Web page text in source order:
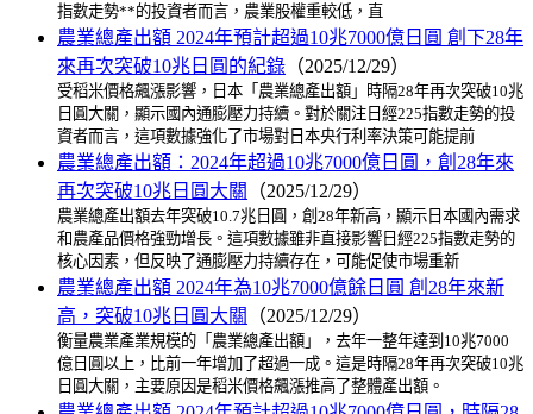
指數走勢**的投資者而言，農業股權重較低，直
農業總產出額 2024年預計超過10兆7000億日圓 創下28年
來再次突破10兆日圓的紀錄 （2025/12/29）
受稻米價格飆漲影響，日本「農業總產出額」時隔28年再次突破10兆
日圓大關，顯示國內通膨壓力持續。對於關注日經225指數走勢的投
資者而言，這項數據強化了市場對日本央行利率決策可能提前
農業總產出額：2024年超過10兆7000億日圓，創28年來
再次突破10兆日圓大關
（2025/12/29）
農業總產出額去年突破10.7兆日圓，創28年新高，顯示日本國內需求
和農產品價格強勁增長。這項數據雖非直接影響日經225指數走勢的
核心因素，但反映了通膨壓力持續存在，可能促使市場重新
農業總產出額 2024年為10兆7000億餘日圓 創28年來新
高，突破10兆日圓大關
（2025/12/29）
衡量農業產業規模的「農業總產出額」，去年一整年達到10兆7000
億日圓以上，比前一年增加了超過一成。這是時隔28年再次突破10兆
日圓大關，主要原因是稻米價格飆漲推高了整體產出額。